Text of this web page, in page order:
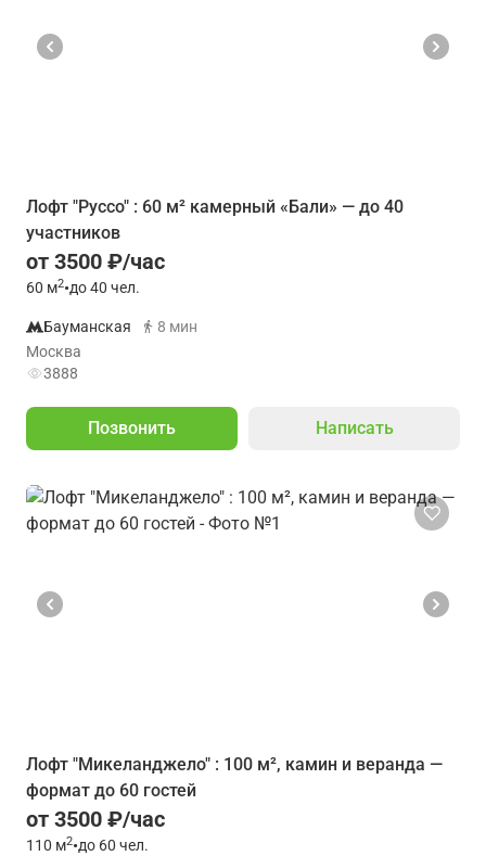
Лофт "Руссо" : 60 м² камерный «Бали» — до 40
участников
от 3500 ₽/час
60 м2•до 40 чел.
Бауманская
8 мин
Москва
3888
Позвонить Написать
Лофт "Микеланджело" : 100 м², камин и веранда —
формат до 60 гостей
от 3500 ₽/час
110 м2•до 60 чел.